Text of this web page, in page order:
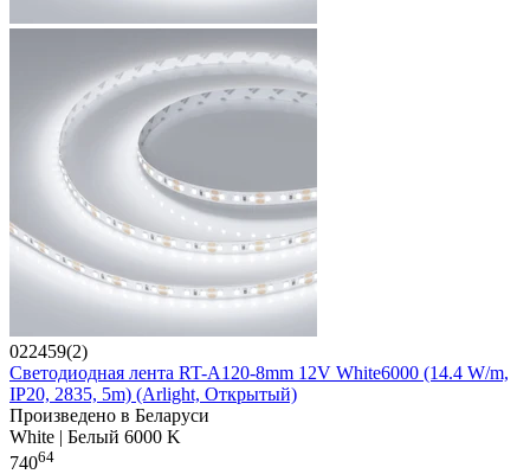
022459(2)
Светодиодная лента RT-A120-8mm 12V White6000 (14.4 W/m,
IP20, 2835, 5m) (Arlight, Открытый)
Произведено в Беларуси
White | Белый 6000 K
74064